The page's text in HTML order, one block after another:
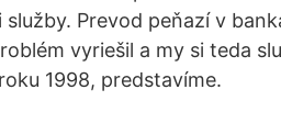
Prevod peňazí v
vyriešil a my si teda
1998, predstavíme.